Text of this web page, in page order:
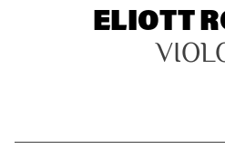
ELIOTT